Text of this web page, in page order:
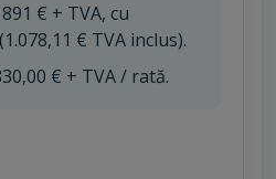
891 € + TVA, cu
€ TVA inclus).
€ + TVA / rată.